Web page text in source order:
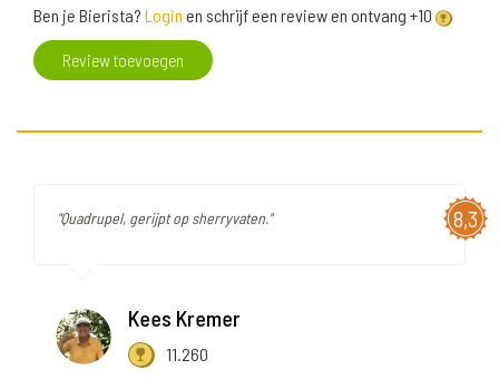
Ben je Bierista? Login en schrijf een review en ontvang +10
Review toevoegen
8,3
"Quadrupel, gerijpt op sherryvaten."
Kees Kremer
11.260